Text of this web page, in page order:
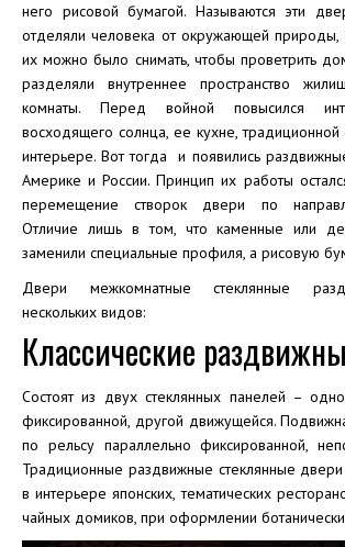
него рисовой бумагой. Называются эти
отделяли человека от окружающей
их можно было снимать, чтобы проветрить
разделяли внутреннее пространство
комнаты. Перед войной повысился
восходящего солнца, ее кухне,
интерьере. Вот тогда и появились
Америке и России. Принцип их работы
перемещение створок двери по
Отличие лишь в том, что каменные или
заменили специальные профиля, а рисовую
Двери межкомнатные стеклянные
нескольких видов:
Классические
Состоят из двух стеклянных панелей –
фиксированной, другой движущейся.
по рельсу параллельно фиксированной,
Традиционные раздвижные стеклянные двери
в интерьере японских, тематических
чайных домиков, при оформлении